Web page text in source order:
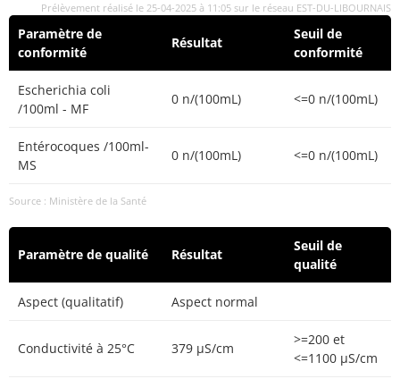
Prélèvement réalisé le 25-04-2025 à 11:05 sur le réseau EST-DU-LIBOURNAIS
Paramètre de
conformité
Résultat
Seuil de
conformité
Escherichia coli
/100ml - MF
0 n/(100mL) <=0 n/(100mL)
Entérocoques /100ml-
MS
0 n/(100mL) <=0 n/(100mL)
Source : Ministère de la Santé
Paramètre de qualité Résultat
Seuil de
qualité
Aspect (qualitatif) Aspect normal
Conductivité à 25°C 379 µS/cm
>=200 et
<=1100 µS/cm